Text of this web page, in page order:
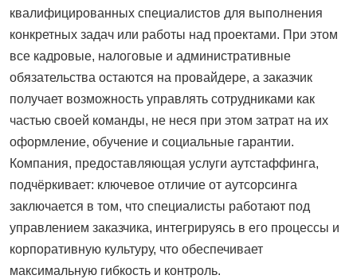
квалифицированных специалистов для выполнения
конкретных задач или работы над проектами. При этом
все кадровые, налоговые и административные
обязательства остаются на провайдере, а заказчик
получает возможность управлять сотрудниками как
частью своей команды, не неся при этом затрат на их
оформление, обучение и социальные гарантии.
Компания, предоставляющая услуги аутстаффинга,
подчёркивает: ключевое отличие от аутсорсинга
заключается в том, что специалисты работают под
управлением заказчика, интегрируясь в его процессы и
корпоративную культуру, что обеспечивает
максимальную гибкость и контроль.